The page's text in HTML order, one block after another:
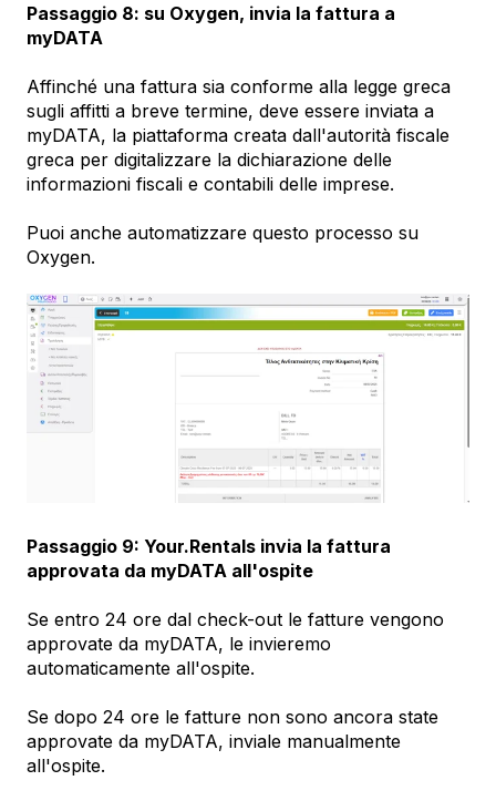
Passaggio 8: su Oxygen, invia la fattura a
myDATA
Affinché una fattura sia conforme alla legge greca
sugli affitti a breve termine, deve essere inviata a
myDATA, la piattaforma creata dall'autorità fiscale
greca per digitalizzare la dichiarazione delle
informazioni fiscali e contabili delle imprese.
Puoi anche automatizzare questo processo su
Oxygen.
Passaggio 9: Your.Rentals invia la fattura
approvata da myDATA all'ospite
Se entro 24 ore dal check-out le fatture vengono
approvate da myDATA, le invieremo
automaticamente all'ospite.
Se dopo 24 ore le fatture non sono ancora state
approvate da myDATA, inviale manualmente
all'ospite.